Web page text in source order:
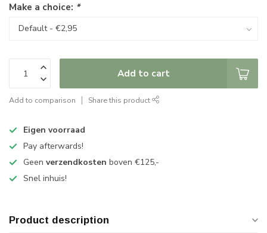
Make a choice: *
Add to cart
Add to comparison Share this product
Eigen voorraad
Pay afterwards!
Geen verzendkosten boven €125,-
Snel inhuis!
Product description